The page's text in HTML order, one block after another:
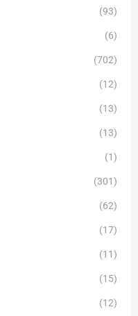
(93)
(6)
(702)
(12)
(13)
(13)
(1)
(301)
(62)
(17)
(11)
(15)
(12)